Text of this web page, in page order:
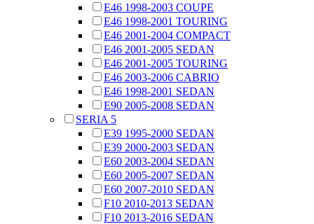
E46 1998-2003 COUPE
E46 1998-2001 TOURING
E46 2001-2004 COMPACT
E46 2001-2005 SEDAN
E46 2001-2005 TOURING
E46 2003-2006 CABRIO
E46 1998-2001 SEDAN
E90 2005-2008 SEDAN
SERIA 5
E39 1995-2000 SEDAN
E39 2000-2003 SEDAN
E60 2003-2004 SEDAN
E60 2005-2007 SEDAN
E60 2007-2010 SEDAN
F10 2010-2013 SEDAN
F10 2013-2016 SEDAN